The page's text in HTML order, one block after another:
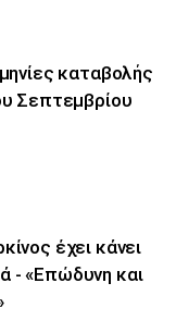
καταβολής
Σεπτεμβρίου
έχει κάνει
- «Επώδυνη και